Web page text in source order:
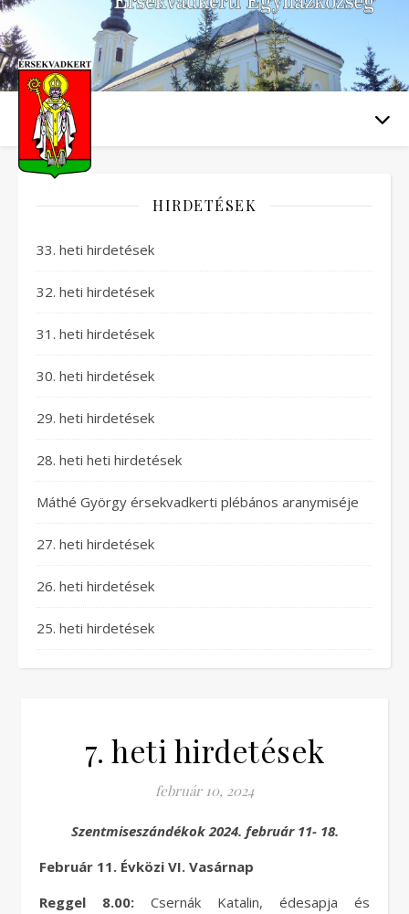
HIRDETÉSEK
33. heti hirdetések
32. heti hirdetések
31. heti hirdetések
30. heti hirdetések
29. heti hirdetések
28. heti heti hirdetések
Máthé György érsekvadkerti plébános aranymiséje
27. heti hirdetések
26. heti hirdetések
25. heti hirdetések
7. heti hirdetések
február 10, 2024
Szentmiseszándékok 2024. február 11- 18.
Február 11. Évközi VI. Vasárnap
Reggel 8.00: Csernák Katalin, édesapja és